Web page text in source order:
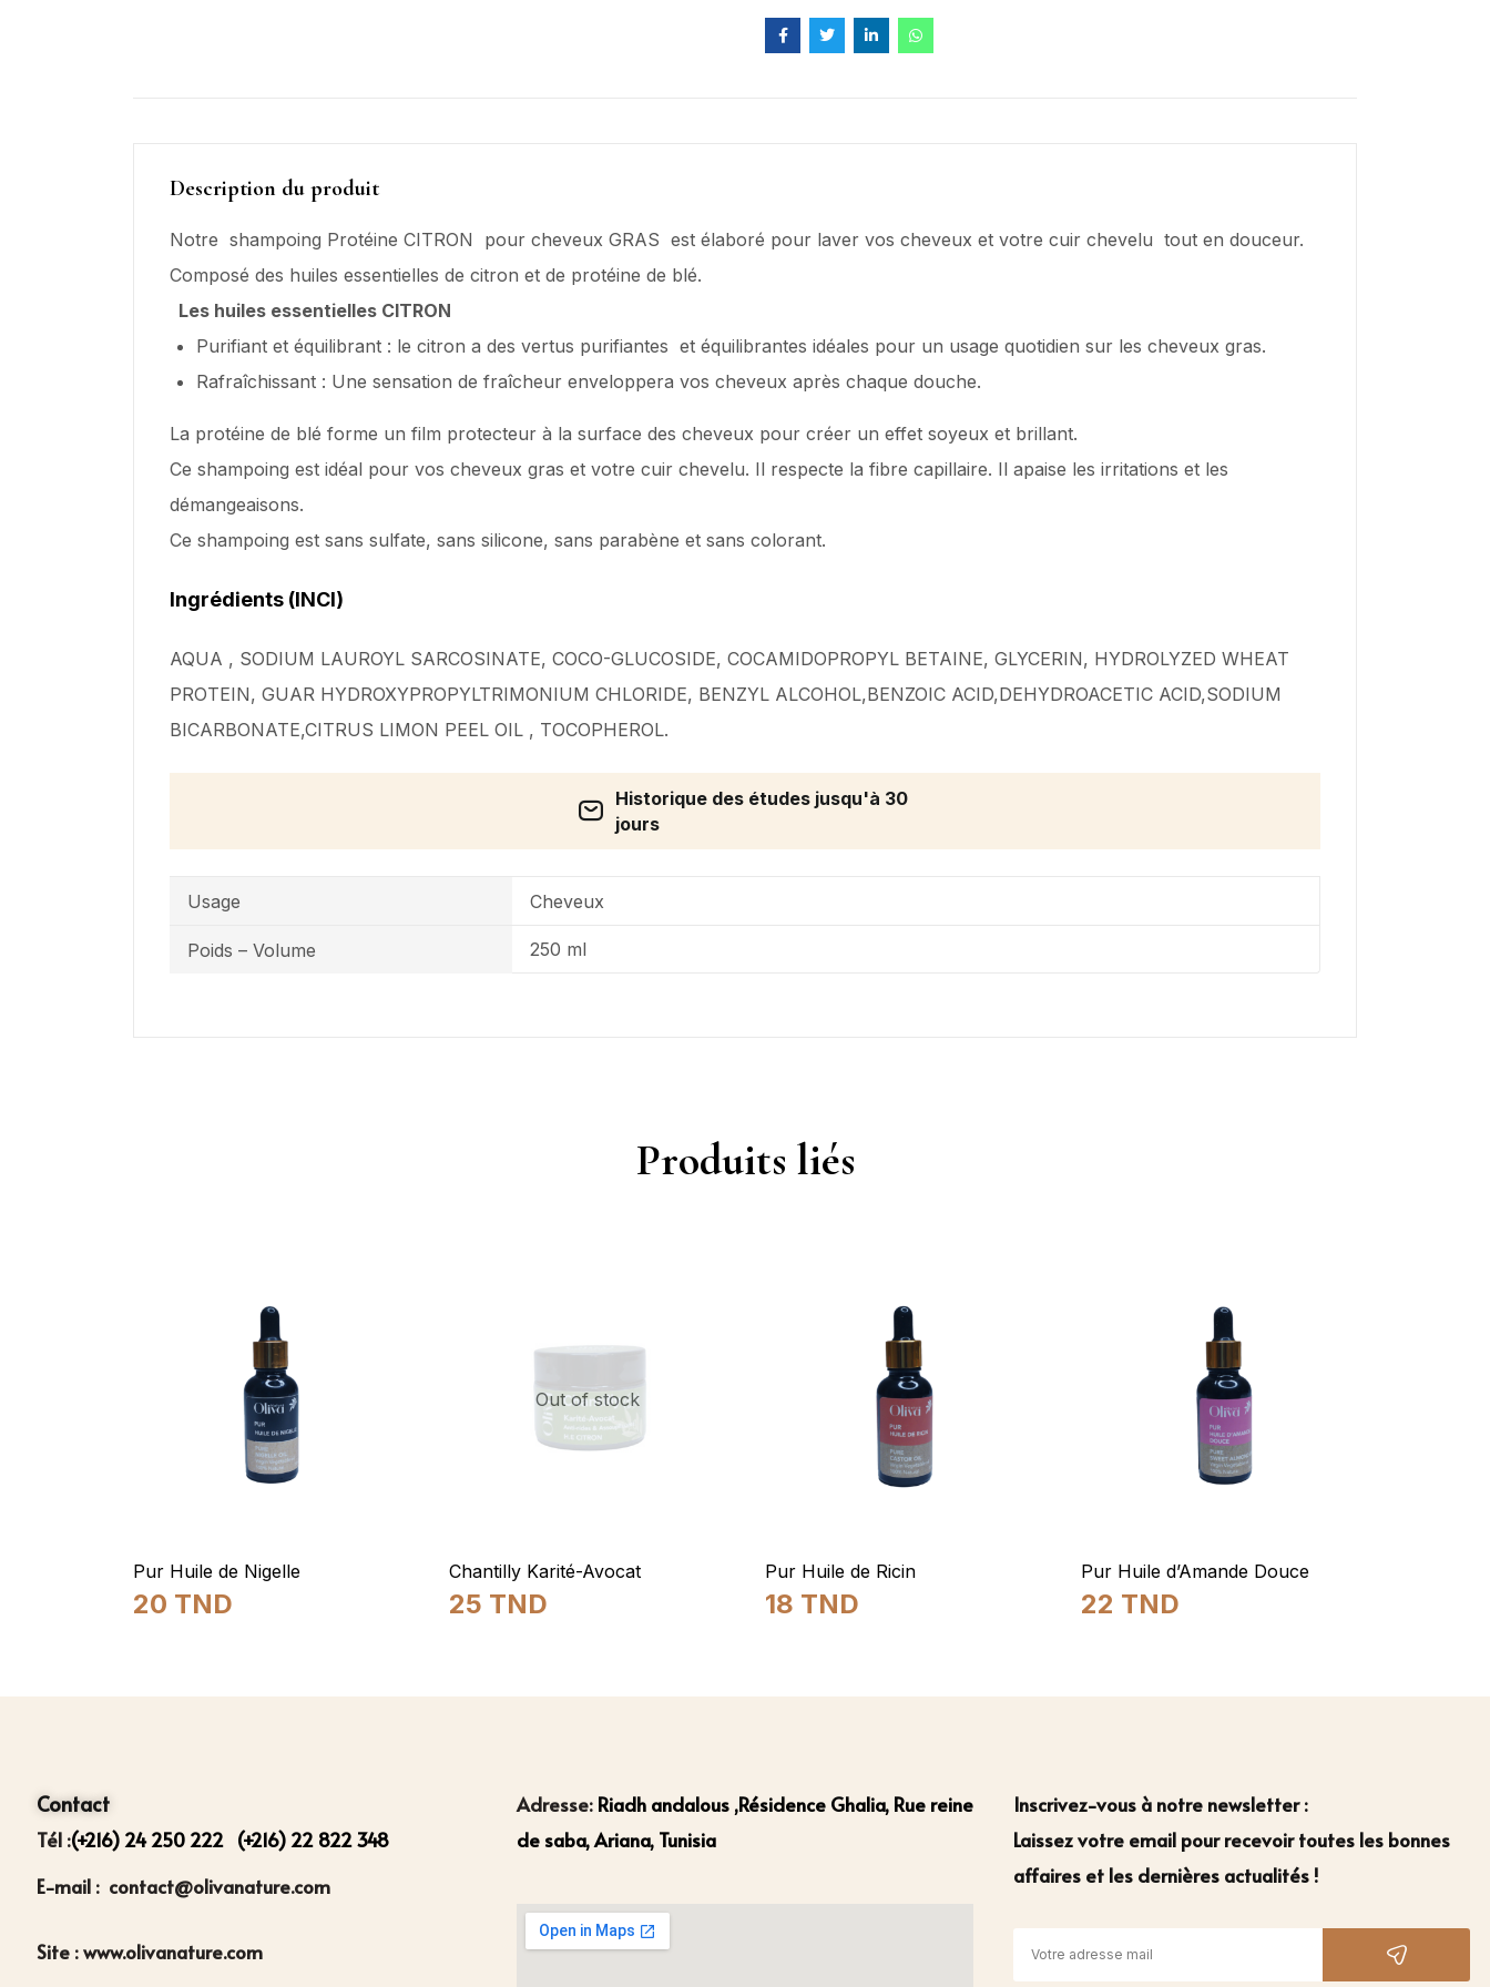
Description du produit
Notre shampoing Protéine CITRON pour cheveux GRAS est élaboré pour laver vos cheveux et votre cuir chevelu tout en douceur.
Composé des huiles essentielles de citron et de protéine de blé.
Les huiles essentielles CITRON
Purifiant et équilibrant : le citron a des vertus purifiantes et équilibrantes idéales pour un usage quotidien sur les cheveux gras.
Rafraîchissant : Une sensation de fraîcheur enveloppera vos cheveux après chaque douche.
La protéine de blé forme un film protecteur à la surface des cheveux pour créer un effet soyeux et brillant.
Ce shampoing est idéal pour vos cheveux gras et votre cuir chevelu. Il respecte la fibre capillaire. Il apaise les irritations et les
démangeaisons.
Ce shampoing est sans sulfate, sans silicone, sans parabène et sans colorant.
Ingrédients (INCI)
AQUA , SODIUM LAUROYL SARCOSINATE, COCO-GLUCOSIDE, COCAMIDOPROPYL BETAINE, GLYCERIN, HYDROLYZED WHEAT
PROTEIN, GUAR HYDROXYPROPYLTRIMONIUM CHLORIDE, BENZYL ALCOHOL,BENZOIC ACID,DEHYDROACETIC ACID,SODIUM
BICARBONATE,CITRUS LIMON PEEL OIL , TOCOPHEROL.
Historique des études jusqu'à 30
jours
Usage Cheveux
Poids – Volume 250 ml
Produits liés
Pur Huile de Nigelle
20 TND
Out of stock
Chantilly Karité-Avocat
25 TND
Pur Huile de Ricin
18 TND
Pur Huile d’Amande Douce
22 TND
Contact
Tél :(+216) 24 250 222 (+216) 22 822 348
E-mail : contact@olivanature.com
Site : www.olivanature.com
Adresse: Riadh andalous ,Résidence Ghalia, Rue reine
de saba, Ariana, Tunisia
Inscrivez-vous à notre newsletter :
Laissez votre email pour recevoir toutes les bonnes
affaires et les dernières actualités !